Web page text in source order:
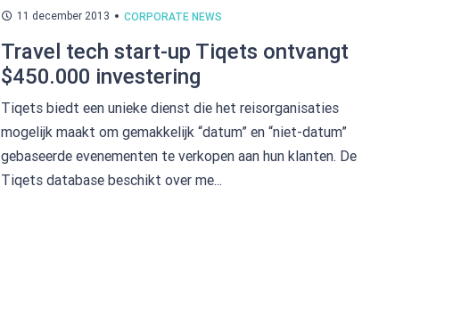
11 december 2013 CORPORATE NEWS
Travel tech start-up Tiqets ontvangt
$450.000 investering
Tiqets biedt een unieke dienst die het reisorganisaties
mogelijk maakt om gemakkelijk “datum” en “niet-datum”
gebaseerde evenementen te verkopen aan hun klanten. De
Tiqets database beschikt over me...